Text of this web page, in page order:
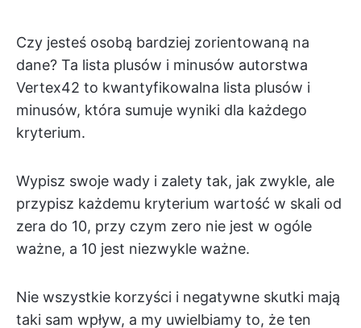
Czy jesteś osobą bardziej zorientowaną na
dane? Ta lista plusów i minusów autorstwa
Vertex42 to kwantyfikowalna lista plusów i
minusów, która sumuje wyniki dla każdego
kryterium.
Wypisz swoje wady i zalety tak, jak zwykle, ale
przypisz każdemu kryterium wartość w skali od
zera do 10, przy czym zero nie jest w ogóle
ważne, a 10 jest niezwykle ważne.
Nie wszystkie korzyści i negatywne skutki mają
taki sam wpływ, a my uwielbiamy to, że ten